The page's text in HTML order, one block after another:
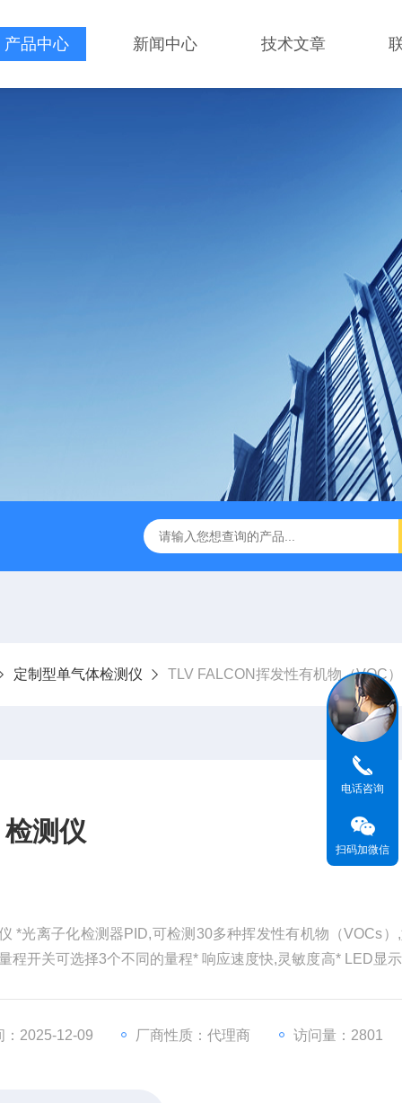
产品中心 新闻中心 技术文章
科赛乐个人声暴露计 PC-2200/2300进口激光
定制型单气体检测仪 TLV FALCON挥发性有机物（VOC
测仪
*光离子化检测器PID,可检测30多种挥发性有机物（VOCs）
程开关可选择3个不同的量程* 响应速度快,灵敏度高* LED显
：2025-12-09 厂商性质：代理商 访问量：2801
电话咨询
扫码加微信